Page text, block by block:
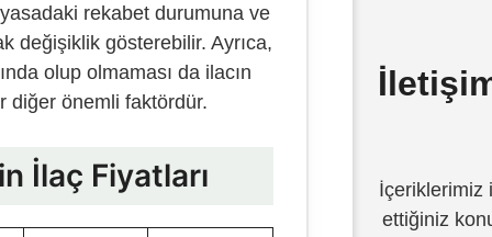
rekabet durumuna ve
değişiklik gösterebilir. Ayrıca,
olup olmaması da ilacın
diğer önemli faktördür.
İlaç Fiyatları
İçeriklerimiz
ettiğiniz